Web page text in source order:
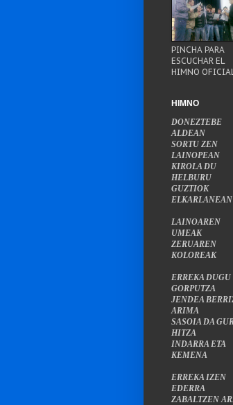
PINCHA PARA
ESCUCHAR EL
HIMNO
HIMNO
DONEZTEBE
ALDEAN
SORTU ZEN
LAINOPEAN
KIROLA DU
HELBURU
GUZTIOK
ELKARLANEAN
LAINOAREN
UMEAK
ZERUAREN
KOLOREAK
ERREKA DUGU
GORPUTZA
JENDEA
ARIMA
SASOIA DA
HITZA
INDARRA ETA
KEMENA
ERREKA IZEN
EDERRA
ZABALTZEN